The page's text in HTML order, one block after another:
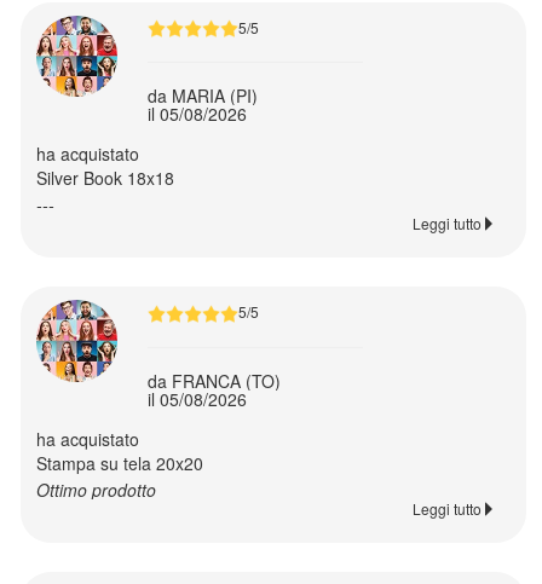
Promo
stampe
foto
gratis
Buoni
regalo
Ritorna
5/5
da MARIA (PI)
il 05/08/2026
ha acquistato
Silver Book 18x18
---
Leggi tutto
5/5
da FRANCA (TO)
il 05/08/2026
ha acquistato
Stampa su tela 20x20
Ottimo prodotto
Leggi tutto